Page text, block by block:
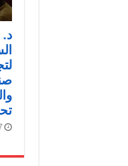
د.
7